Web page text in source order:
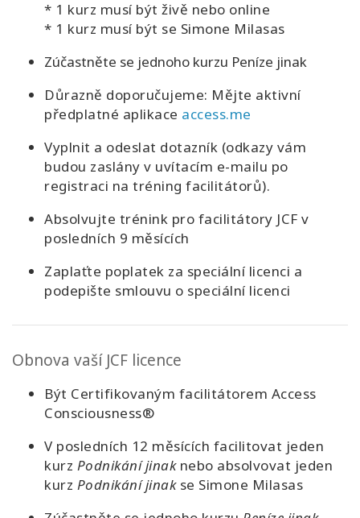
* 1 kurz musí být živě nebo online
* 1 kurz musí být se Simone Milasas
Zúčastněte se jednoho kurzu Peníze jinak
Důrazně doporučujeme: Mějte aktivní
předplatné aplikace access.me
Vyplnit a odeslat dotazník (odkazy vám
budou zaslány v uvítacím e-mailu po
registraci na tréning facilitátorů).
Absolvujte trénink pro facilitátory JCF v
posledních 9 měsících
Zaplaťte poplatek za speciální licenci a
podepište smlouvu o speciální licenci
Obnova vaší JCF licence
Být Certifikovaným facilitátorem Access
Consciousness®
V posledních 12 měsících facilitovat jeden
kurz Podnikání jinaknebo absolvovat jeden
kurz Podnikání jinakse Simone Milasas